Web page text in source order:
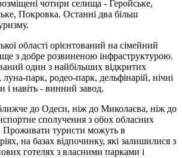
чотири селища - Геройське,
Покровка. Останні два більш
області орієнтований на сімейний
з добре розвиненою інфраструктурою.
один з найбільших відкритих
парк, родео-парк, дельфінарій, нічні
і навіть - винний завод.
до Одеси, ніж до Миколаєва, ніж до
сполучення з обох обласних
Проживати туристи можуть в
на базах відпочинку, які залишилися з
готелях з власними парками і